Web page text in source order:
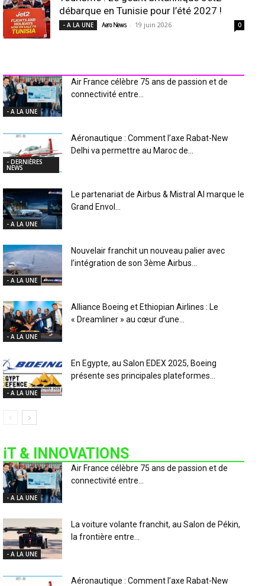
débarque en Tunisie pour l’été 2027 !
- A LA UNE Aero News - 19 juin 2026 0
- A LA UNE
Air France célèbre 75 ans de passion et de
connectivité entre...
- DERNIÈRES
NEWS
Aéronautique : Comment l’axe Rabat-New
Delhi va permettre au Maroc de...
- A LA UNE
Le partenariat de Airbus & Mistral AI marque le
Grand Envol...
- A LA UNE
Nouvelair franchit un nouveau palier avec
l’intégration de son 3ème Airbus...
- A LA UNE
Alliance Boeing et Ethiopian Airlines : Le
« Dreamliner » au cœur d’une...
- A LA UNE
En Egypte, au Salon EDEX 2025, Boeing
présente ses principales plateformes...
iT & INNOVATIONS
- A LA UNE
Air France célèbre 75 ans de passion et de
connectivité entre...
- A LA UNE
La voiture volante franchit, au Salon de Pékin,
la frontière entre...
Aéronautique : Comment l’axe Rabat-New